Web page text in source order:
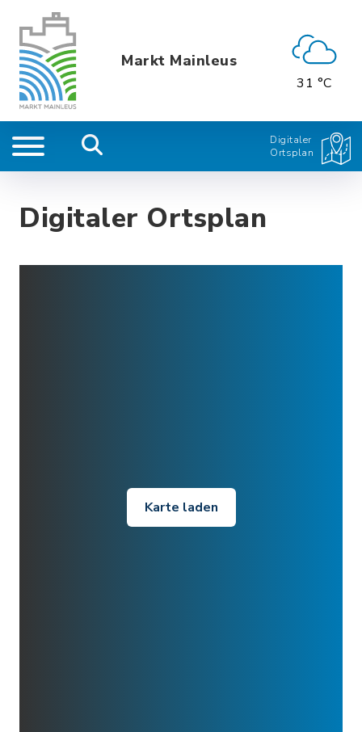
Markt Mainleus
31 °C
Digitaler
Ortsplan
Digitaler Ortsplan
Karte laden